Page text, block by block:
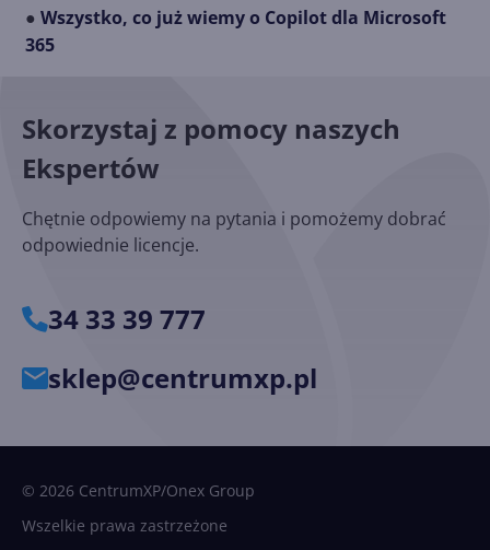
● Wszystko, co już wiemy o Copilot dla Microsoft
365
Skorzystaj z pomocy naszych
Ekspertów
Chętnie odpowiemy na pytania i pomożemy dobrać
odpowiednie licencje.
34 33 39 777
sklep@centrumxp.pl
© 2026 CentrumXP/Onex Group
Wszelkie prawa zastrzeżone